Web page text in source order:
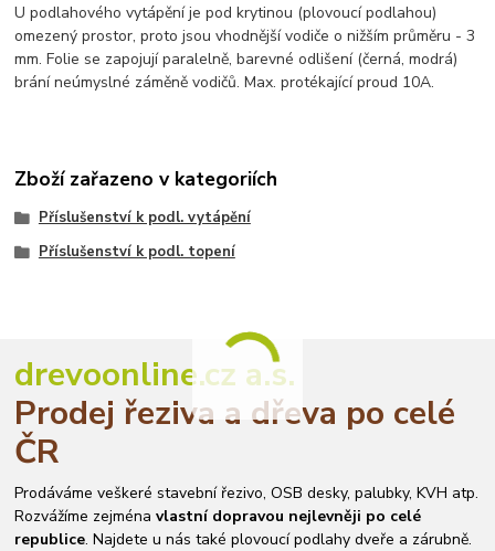
U podlahového vytápění je pod krytinou (plovoucí podlahou)
omezený prostor, proto jsou vhodnější vodiče o nižším průměru - 3
mm. Folie se zapojují paralelně, barevné odlišení (černá, modrá)
brání neúmyslné záměně vodičů. Max. protékající proud 10A.
Zboží zařazeno v kategoriích
Příslušenství k podl. vytápění
Příslušenství k podl. topení
drevoonline.cz a.s.
Prodej řeziva a dřeva po celé
ČR
Prodáváme veškeré stavební řezivo, OSB desky, palubky, KVH atp.
Rozvážíme zejménavlastní dopravou nejlevněji po celé
republice. Najdete u nás také plovoucí podlahy dveře a zárubně.